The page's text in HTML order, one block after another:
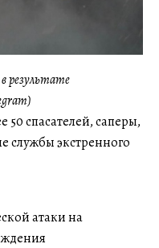
результате
50 спасателей, саперы,
службы экстренного
атаки на